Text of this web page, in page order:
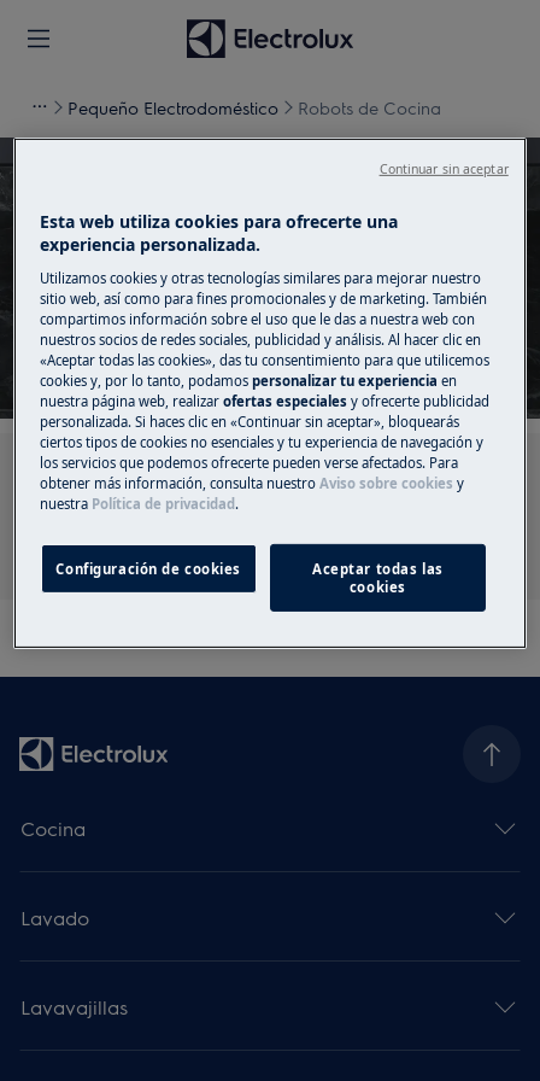
Pequeño Electrodoméstico Robots de Cocina
Apoyo para Robots de
Cocina
Busca entre nuestros artículos de soporte
Cocina
Lavado
Lavavajillas
Esta web utiliza cookies para ofrecerte una
experiencia personalizada.
Utilizamos cookies y otras tecnologías similares para mejorar nuestro
sitio web, así como para fines promocionales y de marketing. También
compartimos información sobre el uso que le das a nuestra web con
nuestros socios de redes sociales, publicidad y análisis. Al hacer clic en
«Aceptar todas las cookies», das tu consentimiento para que utilicemos
cookies y, por lo tanto, podamospersonalizar tu experienciaen
nuestra página web, realizarofertas especiales y ofrecerte publicidad
personalizada. Si haces clic en «Continuar sin aceptar», bloquearás
ciertos tipos de cookies no esenciales y tu experiencia de navegación y
los servicios que podemos ofrecerte pueden verse afectados. Para
obtener más información, consulta nuestroAviso sobre cookies y
nuestra Política de privacidad .
Configuración de cookies
Aceptar todas las
cookies
Continuar sin aceptar